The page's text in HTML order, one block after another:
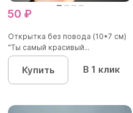
50 ₽
Открытка без повода (10*7 см)
"Ты самый красивый...
Купить В 1 клик